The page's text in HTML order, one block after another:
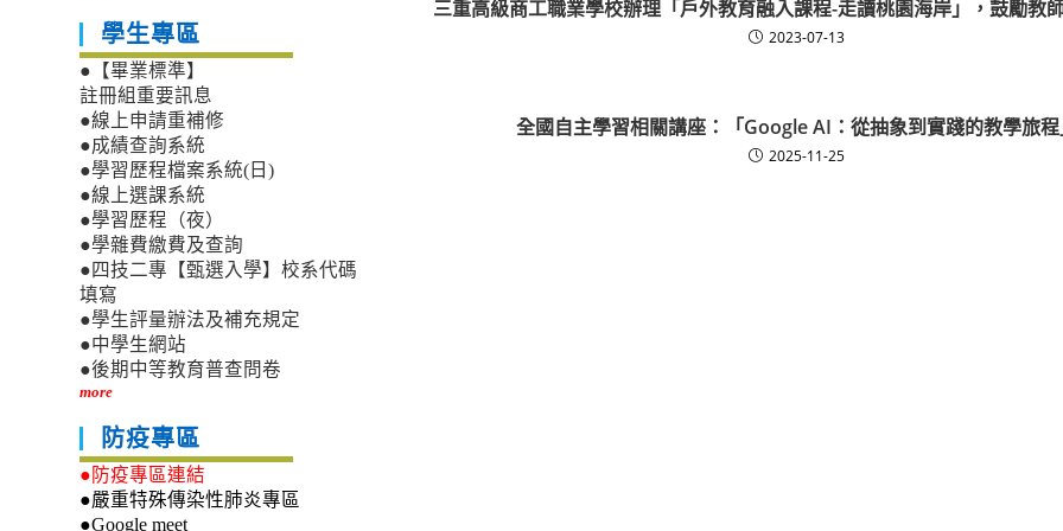
三重高級商工職業學校辦理「戶外教育融入課程-走讀桃園海岸」，鼓勵教
2023-07-13
全國自主學習相關講座：「Google AI：從抽象到實踐的教學旅程
2025-11-25
學生專區
●【畢業標準】
註冊組重要訊息
●線上申請重補修
●成績查詢系統
●學習歷程檔案系統(日)
●線上選課系統
●學習歷程（夜）
●學雜費繳費及查詢
●四技二專【甄選入學】校系代碼
填寫
●學生評量辦法及補充規定
●中學生網站
●後期中等教育普查問卷
more
防疫專區
●防疫專區連結
●嚴重特殊傳染性肺炎專區
●Google meet